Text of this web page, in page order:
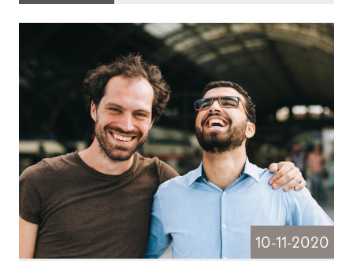
10-11-2020